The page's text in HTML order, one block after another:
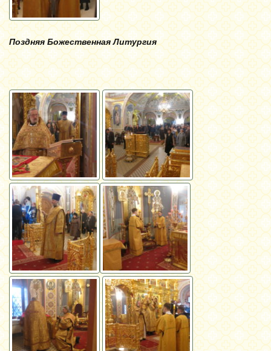
Поздняя Божественная Литургия